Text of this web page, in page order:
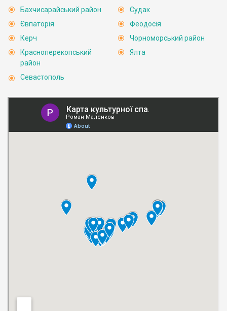
Бахчисарайський район
Євпаторія
Керч
Красноперекопський
район
Севастополь
Судак
Феодосія
Чорноморський район
Ялта